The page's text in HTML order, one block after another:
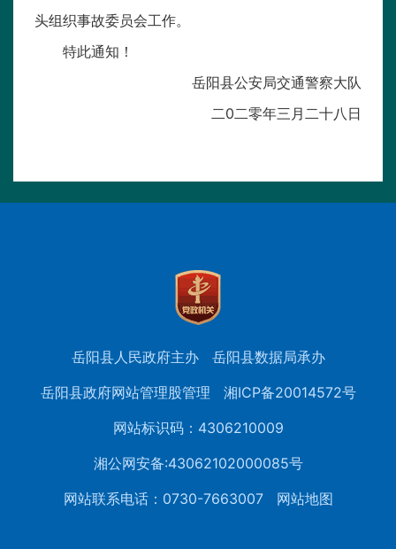
头组织事故委员会工作。
特此通知！
岳阳县公安局交通警察大队
二0二零年三月二十八日
岳阳县人民政府主办
岳阳县数据局承办
岳阳县政府网站管理股管理
湘ICP备20014572号
网站标识码：4306210009
湘公网安备:43062102000085号
网站联系电话：0730-7663007
网站地图